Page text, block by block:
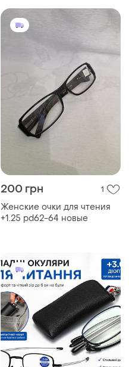
200 грн 1
Женские очки для чтения
+1.25 pd62-64 новые